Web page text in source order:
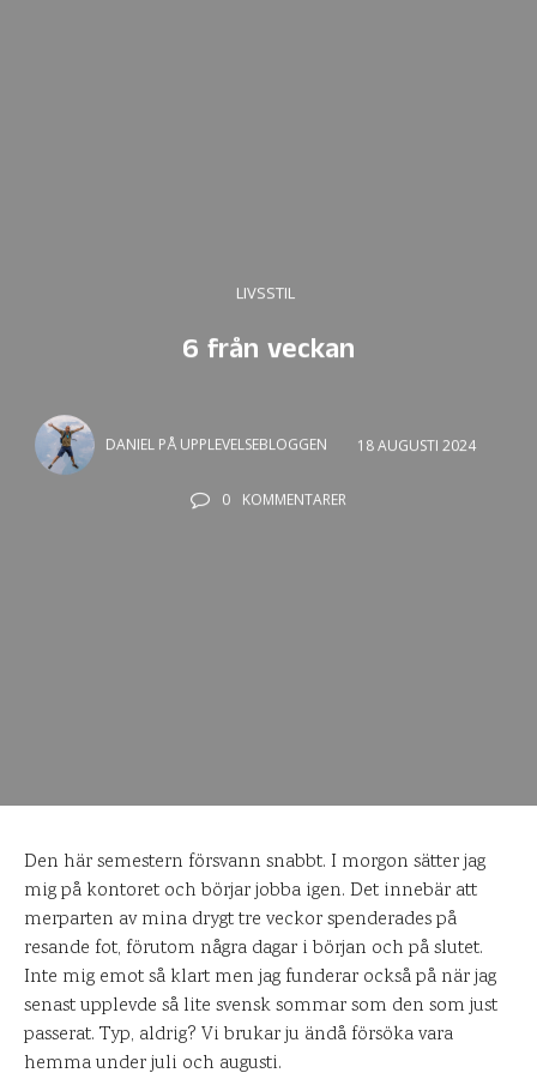
LIVSSTIL
6 från veckan
DANIEL PÅ UPPLEVELSEBLOGGEN 18 AUGUSTI 2024
0 KOMMENTARER
Den här semestern försvann snabbt. I morgon sätter jag
mig på kontoret och börjar jobba igen. Det innebär att
merparten av mina drygt tre veckor spenderades på
resande fot, förutom några dagar i början och på slutet.
Inte mig emot så klart men jag funderar också på när jag
senast upplevde så lite svensk sommar som den som just
passerat. Typ, aldrig? Vi brukar ju ändå försöka vara
hemma under juli och augusti.